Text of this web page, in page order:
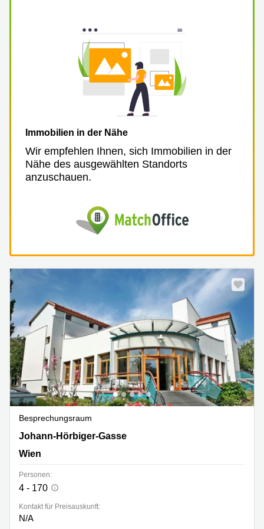
Immobilien in der Nähe
Wir empfehlen Ihnen, sich Immobilien in der
Nähe des ausgewählten Standorts
anzuschauen.
Besprechungsraum
Johann-Hörbiger-Gasse 30, Wien
Johann-Hörbiger-Gasse
Wien
Personen:
4 - 170
Kontakt für Preisauskunft:
N/A